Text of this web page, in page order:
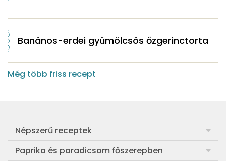
Banános-erdei gyümölcsös őzgerinctorta
Még több friss recept
Népszerű receptek
Frankfurti leves
Paprika és paradicsom főszerepben